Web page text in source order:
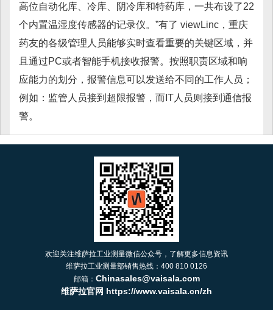
高位自动化库、冷库、阴冷库和特药库，一共布设了22
个内置温湿度传感器的记录仪。”有了 viewLinc，重庆
药友的各级管理人员能够实时查看重要的关键区域，并
且通过PC或者智能手机接收报警。按照职责区域和响
应能力的划分，报警信息可以发送给不同的工作人员；
例如：监管人员接到超限报警，而IT人员则接到通信报
警。
欢迎关注维萨拉工业测量微信公众号，了解更多信息资讯
维萨拉工业测量部销售热线：400 810 0126
邮箱： Chinasales@vaisala.com
维萨拉官网 https://www.vaisala.cn/zh